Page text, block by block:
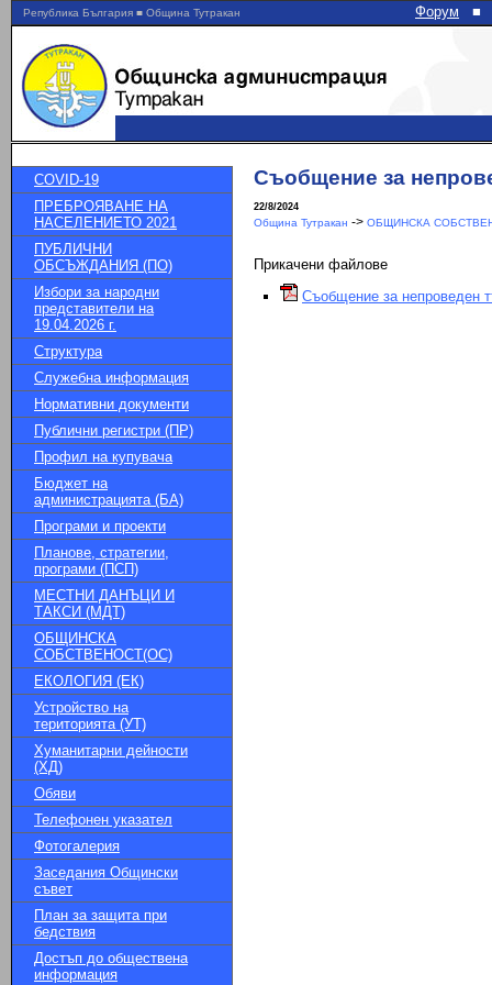
Република България ■ Община Тутракан Форум ■
COVID-19
ПРЕБРОЯВАНЕ НА
НАСЕЛЕНИЕТО 2021
ПУБЛИЧНИ
ОБСЪЖДАНИЯ (ПО)
Избори за народни
представители на
19.04.2026 г.
Структура
Служебна информация
Нормативни документи
Публични регистри (ПР)
Профил на купувача
Бюджет на
администрацията (БА)
Програми и проекти
Планове, стратегии,
програми (ПСП)
МЕСТНИ ДАНЪЦИ И
ТАКСИ (МДТ)
ОБЩИНСКА
СОБСТВЕНОСТ(ОС)
ЕКОЛОГИЯ (ЕК)
Устройство на
територията (УТ)
Хуманитарни дейности
(ХД)
Обяви
Телефонен указател
Фотогалерия
Заседания Общински
съвет
План за защита при
бедствия
Достъп до обществена
информация
Съобщение за
22/8/2024
Община Тутракан -> ОБЩИНСКА
Прикачени файлове
Съобщение за непроведен